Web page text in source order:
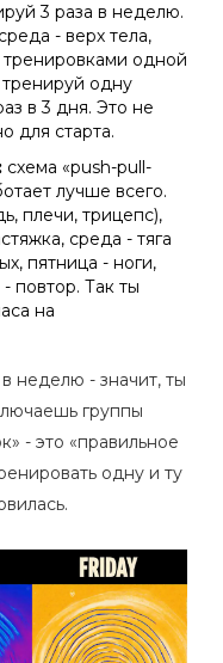
3 раза в неделю.
- верх тела,
одной
одну
в 3 дня. Это не
для старта.
схема «push-pull-
лучше всего.
плечи, трицепс),
среда - тяга
пятница - ноги,
повтор. Так ты
на
неделю - значит, ты
группы
- это «правильное
одну и ту